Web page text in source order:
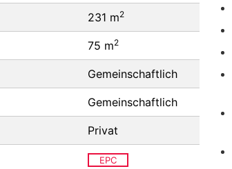
231 m2
75 m2
Gemeinschaftlich
Gemeinschaftlich
Privat
EPC